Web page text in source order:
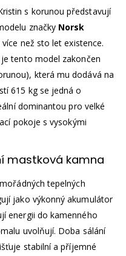
s korunou představují
značky Norsk
než sto let existence.
tento model zakončen
která mu dodává na
615 kg se jedná o
dominantou pro velké
pokoje s vysokými
mastková kamna
tepelných
jako výkonný akumulátor
energii do kamenného
uvolňují. Doba sálání
stabilní a příjemné